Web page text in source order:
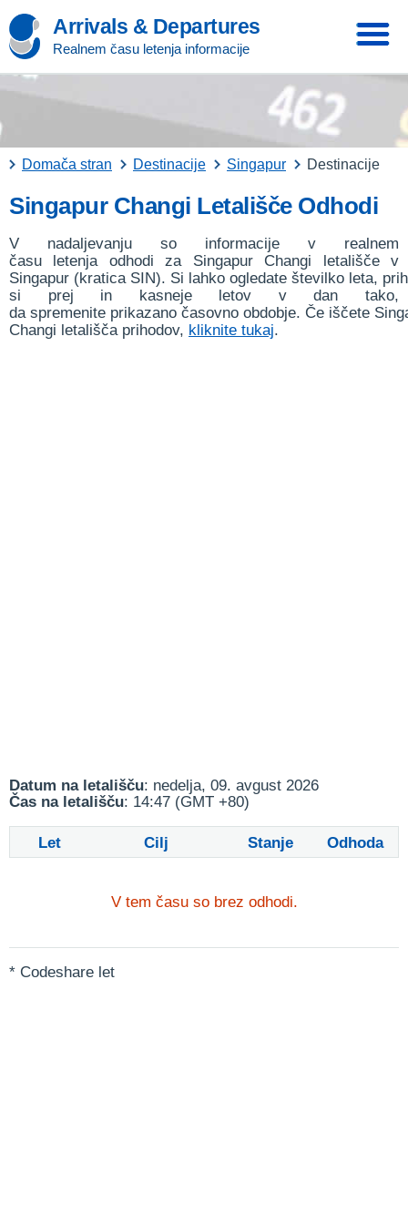
Arrivals & Departures
Realnem času letenja informacije
Domača stran Destinacije Singapur Destinacije
Singapur Changi Letališče Odhodi
V nadaljevanju so informacije v realnem
času letenja odhodi za Singapur Changi letališče v
Singapur (kratica SIN). Si lahko ogledate številko leta,
si prej in kasneje letov v dan tako,
da spremenite prikazano časovno obdobje. Če iščete
Changi letališča prihodov, kliknite tukaj.
Datum na letališču: nedelja, 09. avgust 2026
Čas na letališču: 14:47 (GMT +80)
Let Cilj Stanje Odhoda
V tem času so brez odhodi.
* Codeshare let